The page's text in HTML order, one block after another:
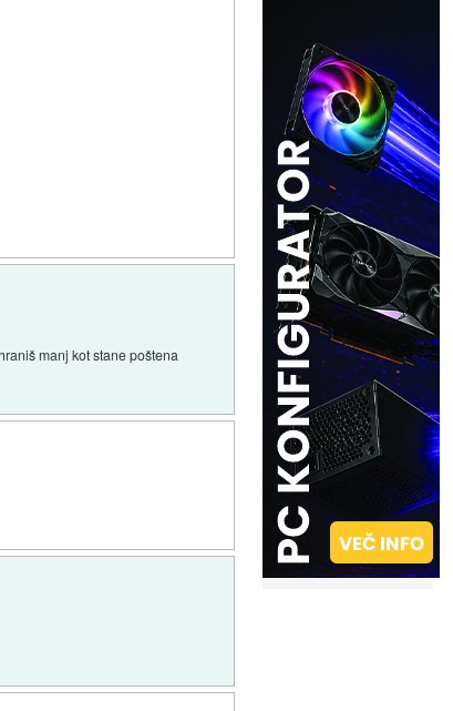
manj kot stane poštena